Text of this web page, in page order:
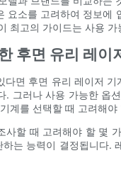
요소를 고려하여 정보
최고의 가이드는 사용
후면 유리 레이
면 후면 유리 레이저
. 그러나 사용 가능한 옵
계를 선택할 때 고려해
사할 때 고려해야 할 몇
는 능력이 결정됩니다